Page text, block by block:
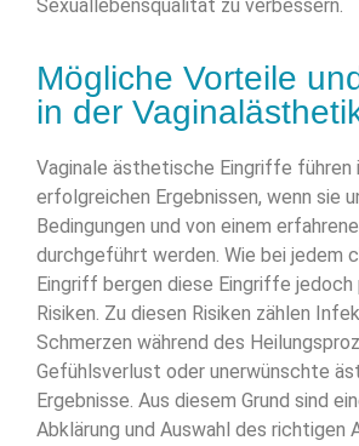
Sexuallebensqualität zu verbessern.
Mögliche Vorteile
in der
Vaginale ästhetische Eingriffe führen
erfolgreichen Ergebnissen, wenn sie
Bedingungen und von einem
durchgeführt werden. Wie bei jedem
Eingriff bergen diese Eingriffe
Risiken. Zu diesen Risiken zählen
Schmerzen während des
Gefühlsverlust oder unerwünschte
Ergebnisse. Aus diesem Grund sind
Abklärung und Auswahl des richtigen